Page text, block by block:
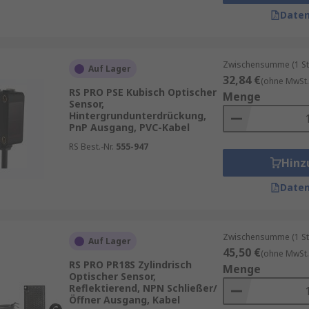
zur präzisen Objekterkennung eingesetzt. Sie
eines Objekts oder dessen Abstand zu messen.
Einheiten für Sender und Empfänger. Der Sender
ein elektrisches Signal auslöst. Sie bieten eine hohe
Objekts.
in einem Gehäuse, benötigen jedoch einen
wird es erkannt. Für stark reflektierende
zwischen reflektiertem Licht und dem Reflektorsignal
da sie keinen separaten Reflektor benötigen. Sie
Erfassungsbereichs. Eine spezielle Variante
eine präzisere Bereichsüberwachung ermöglicht.
die zuverlässige Objekterkennung und
Auf Lager
RS PRO PSE Kubisch Optischer
Sensor,
Hintergrundunterdrückung,
PnP Ausgang, PVC-Kabel
RS Best.-Nr. 555-947
Zwischensumme (1
32,84 €(ohne
Menge
Auf Lager
RS PRO PR18S Zylindrisch
Optischer Sensor,
Reflektierend, NPN Schließer/
Öffner Ausgang, Kabel
Zwischensumme (1
45,50 €(ohne
Menge